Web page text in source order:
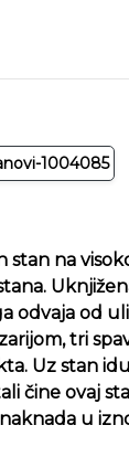
1004085
stan na
odvaja od
tri
Uz stan
čine ovaj
u